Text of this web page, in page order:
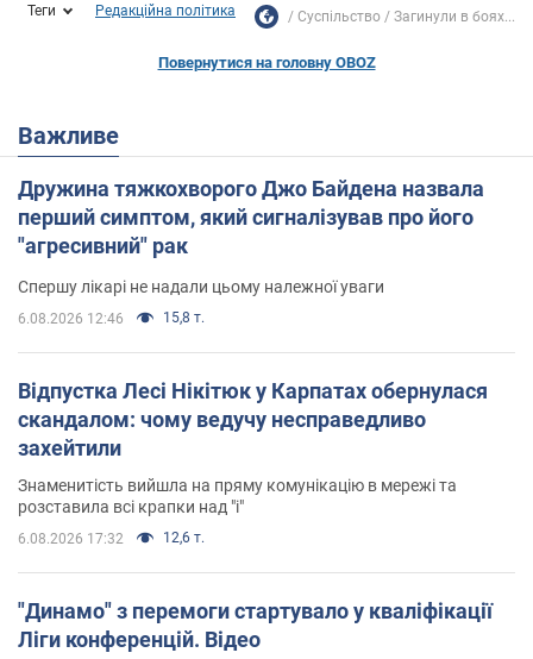
Теги Редакційна політика Суспільство Загинули в боях...
Повернутися на головну OBOZ
Важливе
Дружина тяжкохворого Джо Байдена назвала
перший симптом, який сигналізував про його
"агресивний" рак
Спершу лікарі не надали цьому належної уваги
6.08.2026 12:46 15,8 т.
Відпустка Лесі Нікітюк у Карпатах обернулася
скандалом: чому ведучу несправедливо
захейтили
Знаменитість вийшла на пряму комунікацію в мережі та
розставила всі крапки над "і"
6.08.2026 17:32 12,6 т.
"Динамо" з перемоги стартувало у кваліфікації
Ліги конференцій. Відео